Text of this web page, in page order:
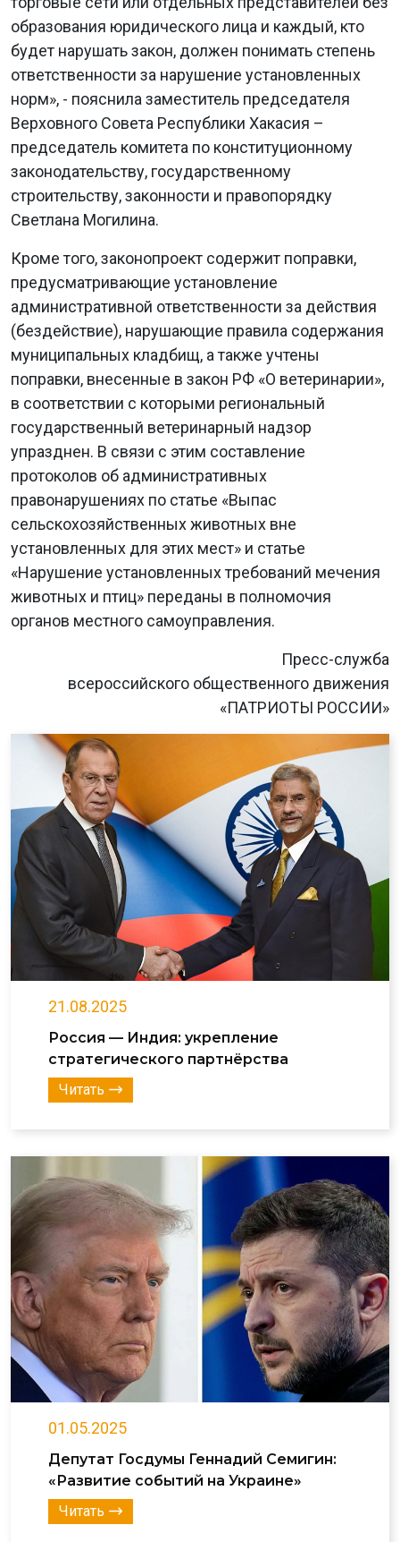
образования юридического лица и каждый, кто
будет нарушать закон, должен понимать степень
ответственности за нарушение установленных
норм», - пояснила заместитель председателя
Верховного Совета Республики Хакасия –
председатель комитета по конституционному
законодательству, государственному
строительству, законности и правопорядку
Светлана Могилина.
Кроме того, законопроект содержит поправки,
предусматривающие установление
административной ответственности за действия
(бездействие), нарушающие правила содержания
муниципальных кладбищ, а также учтены
поправки, внесенные в закон РФ «О ветеринарии»,
в соответствии с которыми региональный
государственный ветеринарный надзор
упразднен. В связи с этим составление
протоколов об административных
правонарушениях по статье «Выпас
сельскохозяйственных животных вне
установленных для этих мест» и статье
«Нарушение установленных требований мечения
животных и птиц» переданы в полномочия
органов местного самоуправления.
Пресс-служба
всероссийского общественного движения
«ПАТРИОТЫ РОССИИ»
21.08.2025
Россия — Индия: укрепление
стратегического партнёрства
Читать
01.05.2025
Депутат Госдумы Геннадий Семигин:
«Развитие событий на Украине»
Читать